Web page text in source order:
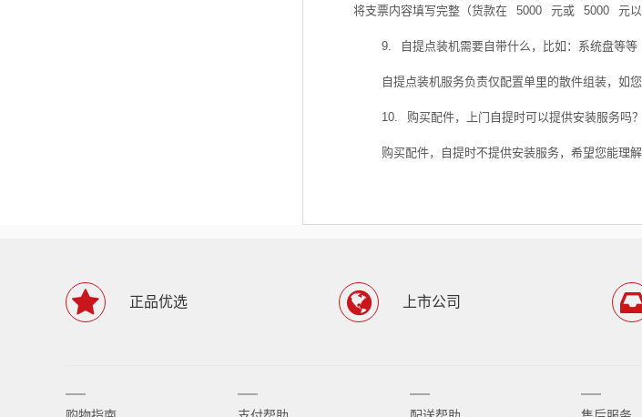
将支票内容填写完整（货款在
5000 元或 5000 元
9. 自提点装机需要自带什么，比如：系统盘等等
自提点装机服务负责仅配置单里的散件组装，如
10. 购买配件，上门自提时可以提供安装服务吗
购买配件，自提时不提供安装服务，希望您能理解
正品优选 上市公司